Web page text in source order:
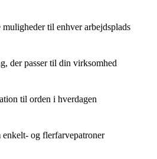
til enhver arbejdsplads
der passer til din virksomhed
til orden i hverdagen
og flerfarvepatroner